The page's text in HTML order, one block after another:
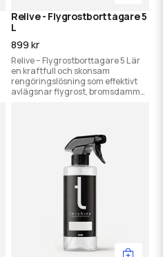
Relive - Flygrostborttagare 5
L
899 kr
Relive – Flygrostborttagare 5 L är
en kraftfull och skonsam
rengöringslösning som effektivt
avlägsnar flygrost, bromsdamm
indikerar när det är dags att spola
av. Produkten är pH-neutral,
syrafri och säker att använda på
lack, plast, metaller och båtskrov.